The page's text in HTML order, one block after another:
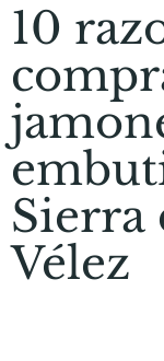
10
Sierra
Vélez